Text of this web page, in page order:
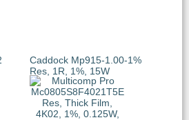
Caddock Mp915-1.00-1%
Res, 1R, 1%, 15W